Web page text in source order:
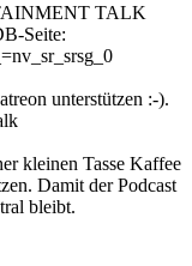
TALK
Seite:
unterstützen :-).
kleinen Tasse Kaffee
Damit der Podcast
bleibt.